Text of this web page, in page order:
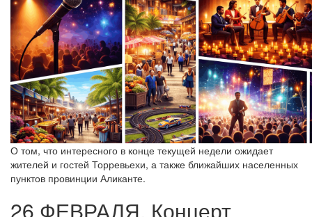
О том, что интересного в конце текущей недели ожидает
жителей и гостей Торревьехи, а также ближайших населенных
пунктов провинции Аликанте.
26 ФЕВРАЛЯ. Концерт